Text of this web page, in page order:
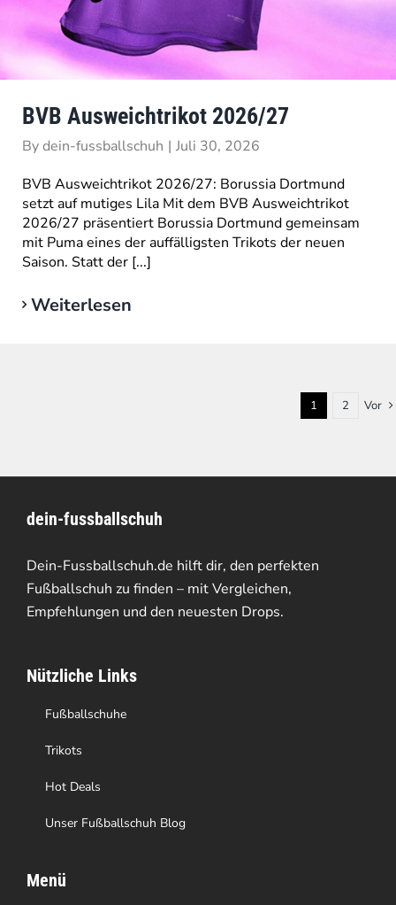
BVB Ausweichtrikot 2026/27
Bydein-fussballschuh | Juli 30, 2026
BVB Ausweichtrikot 2026/27: Borussia Dortmund
setzt auf mutiges Lila Mit dem BVB Ausweichtrikot
2026/27 präsentiert Borussia Dortmund gemeinsam
mit Puma eines der auffälligsten Trikots der neuen
Saison. Statt der [...]
Weiterlesen
1 2 Vor
dein-fussballschuh
Dein-Fussballschuh.de hilft dir, den perfekten
Fußballschuh zu finden – mit Vergleichen,
Empfehlungen und den neuesten Drops.
Nützliche Links
Fußballschuhe
Trikots
Hot Deals
Unser Fußballschuh Blog
Menü